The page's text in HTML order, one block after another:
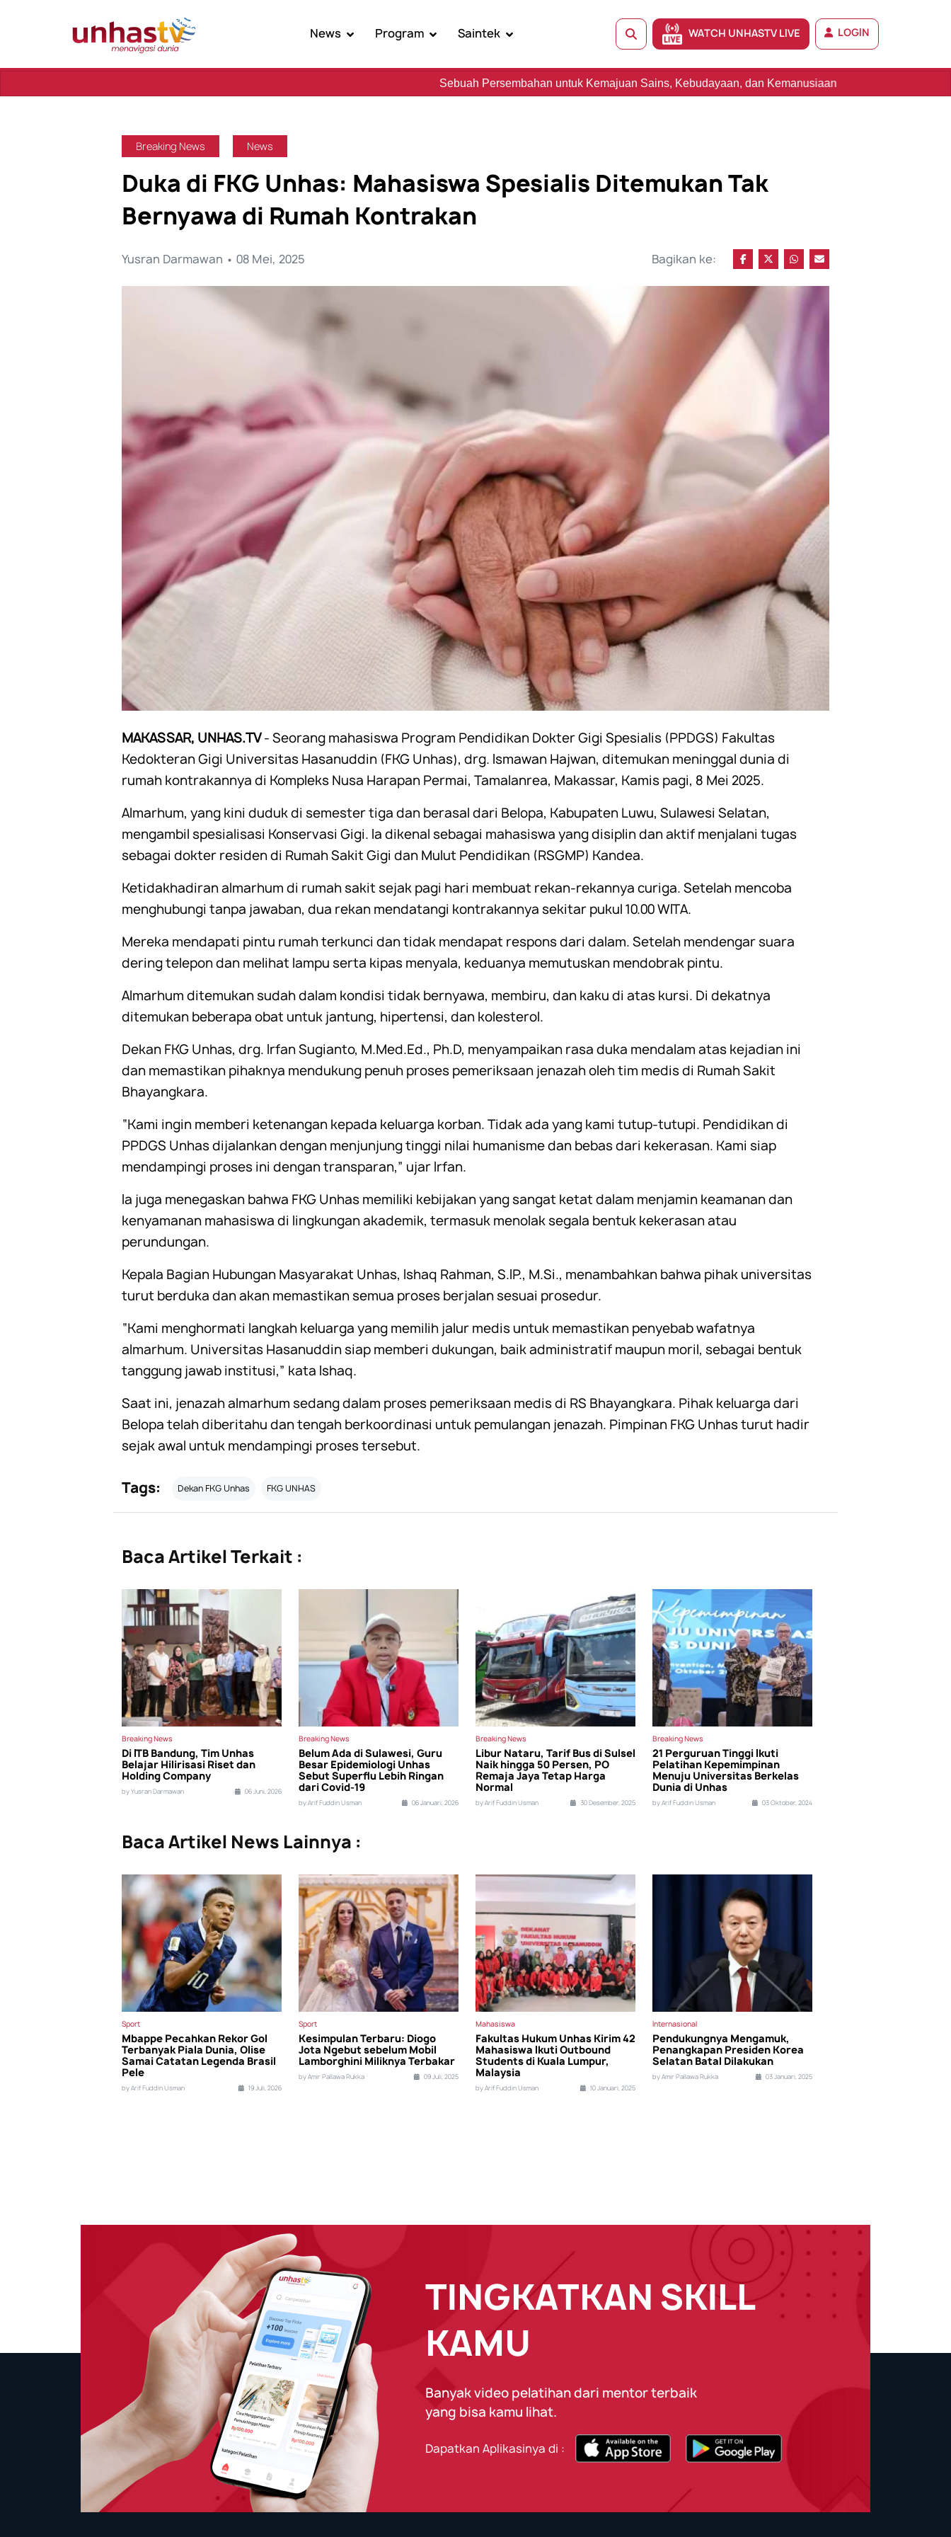
News Program Saintek WATCH UNHASTV LIVE LOGIN
Sebuah Persembahan untuk Kemajuan Sains, Kebudayaan, dan Kemanusiaan
Breaking News News
Duka di FKG Unhas: Mahasiswa Spesialis Ditemukan Tak
Bernyawa di Rumah Kontrakan
Yusran Darmawan • 08 Mei, 2025 Bagikan ke:
MAKASSAR, UNHAS.TV- Seorang mahasiswa Program Pendidikan Dokter Gigi Spesialis (PPDGS) Fakultas
Kedokteran Gigi Universitas Hasanuddin (FKG Unhas), drg. Ismawan Hajwan, ditemukan meninggal dunia di
rumah kontrakannya di Kompleks Nusa Harapan Permai, Tamalanrea, Makassar, Kamis pagi, 8 Mei 2025.
Almarhum, yang kini duduk di semester tiga dan berasal dari Belopa, Kabupaten Luwu, Sulawesi Selatan,
mengambil spesialisasi Konservasi Gigi. Ia dikenal sebagai mahasiswa yang disiplin dan aktif menjalani tugas
sebagai dokter residen di Rumah Sakit Gigi dan Mulut Pendidikan (RSGMP) Kandea.
Ketidakhadiran almarhum di rumah sakit sejak pagi hari membuat rekan-rekannya curiga. Setelah mencoba
menghubungi tanpa jawaban, dua rekan mendatangi kontrakannya sekitar pukul 10.00 WITA.
Mereka mendapati pintu rumah terkunci dan tidak mendapat respons dari dalam. Setelah mendengar suara
dering telepon dan melihat lampu serta kipas menyala, keduanya memutuskan mendobrak pintu.
Almarhum ditemukan sudah dalam kondisi tidak bernyawa, membiru, dan kaku di atas kursi. Di dekatnya
ditemukan beberapa obat untuk jantung, hipertensi, dan kolesterol.
Dekan FKG Unhas, drg. Irfan Sugianto, M.Med.Ed., Ph.D, menyampaikan rasa duka mendalam atas kejadian ini
dan memastikan pihaknya mendukung penuh proses pemeriksaan jenazah oleh tim medis di Rumah Sakit
Bhayangkara.
“Kami ingin memberi ketenangan kepada keluarga korban. Tidak ada yang kami tutup-tutupi. Pendidikan di
PPDGS Unhas dijalankan dengan menjunjung tinggi nilai humanisme dan bebas dari kekerasan. Kami siap
mendampingi proses ini dengan transparan,” ujar Irfan.
Ia juga menegaskan bahwa FKG Unhas memiliki kebijakan yang sangat ketat dalam menjamin keamanan dan
kenyamanan mahasiswa di lingkungan akademik, termasuk menolak segala bentuk kekerasan atau
perundungan.
Kepala Bagian Hubungan Masyarakat Unhas, Ishaq Rahman, S.IP., M.Si., menambahkan bahwa pihak universitas
turut berduka dan akan memastikan semua proses berjalan sesuai prosedur.
“Kami menghormati langkah keluarga yang memilih jalur medis untuk memastikan penyebab wafatnya
almarhum. Universitas Hasanuddin siap memberi dukungan, baik administratif maupun moril, sebagai bentuk
tanggung jawab institusi,” kata Ishaq.
Saat ini, jenazah almarhum sedang dalam proses pemeriksaan medis di RS Bhayangkara. Pihak keluarga dari
Belopa telah diberitahu dan tengah berkoordinasi untuk pemulangan jenazah. Pimpinan FKG Unhas turut hadir
sejak awal untuk mendampingi proses tersebut.
Tags: Dekan FKG Unhas FKG UNHAS
Baca Artikel Terkait :
Breaking News
Di ITB Bandung, Tim Unhas
Belajar Hilirisasi Riset dan
Holding Company
by Yusran Darmawan 06 Juni, 2026
Breaking News
Belum Ada di Sulawesi, Guru
Besar Epidemiologi Unhas
Sebut Superflu Lebih Ringan
dari Covid-19
by Arif Fuddin Usman 06 Januari, 2026
Breaking News
Libur Nataru, Tarif Bus di Sulsel
Naik hingga 50 Persen, PO
Remaja Jaya Tetap Harga
Normal
by Arif Fuddin Usman 30 Desember, 2025
Breaking News
21 Perguruan Tinggi Ikuti
Pelatihan Kepemimpinan
Menuju Universitas Berkelas
Dunia di Unhas
by Arif Fuddin Usman 03 Oktober, 2024
Baca Artikel News Lainnya :
Sport
Mbappe Pecahkan Rekor Gol
Terbanyak Piala Dunia, Olise
Samai Catatan Legenda Brasil
Pele
by Arif Fuddin Usman 19 Juli, 2026
Sport
Kesimpulan Terbaru: Diogo
Jota Ngebut sebelum Mobil
Lamborghini Miliknya Terbakar
by Amir Pallawa Rukka 09 Juli, 2025
Mahasiswa
Fakultas Hukum Unhas Kirim 42
Mahasiswa Ikuti Outbound
Students di Kuala Lumpur,
Malaysia
by Arif Fuddin Usman 10 Januari, 2025
Internasional
Pendukungnya Mengamuk,
Penangkapan Presiden Korea
Selatan Batal Dilakukan
by Amir Pallawa Rukka 03 Januari, 2025
TINGKATKAN SKILL
KAMU
Banyak video pelatihan dari mentor terbaik
yang bisa kamu lihat.
Dapatkan Aplikasinya di :